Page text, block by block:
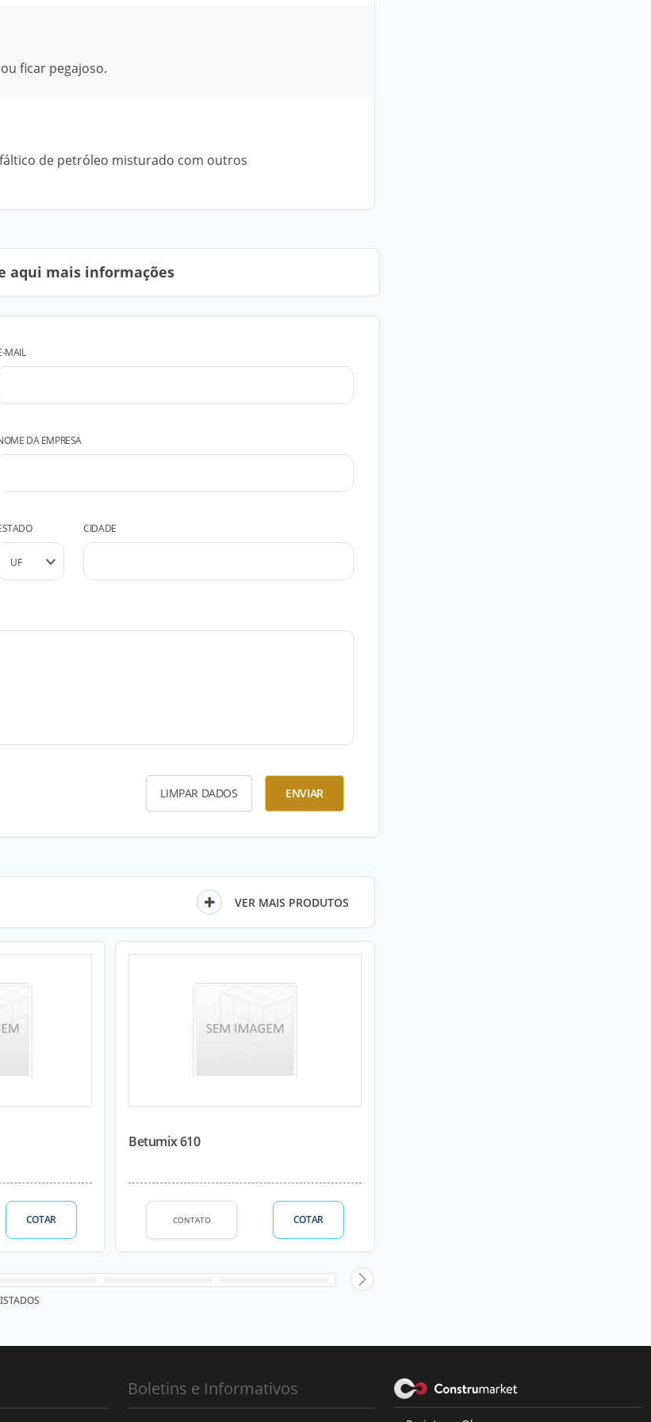
ficar pegajoso.
de petróleo misturado com outros
aqui mais informações
MAIL
DA EMPRESA
CIDADE
LIMPAR DADOS ENVIAR
VER MAIS PRODUTOS
COTAR
Betumix 610
CONTATO COTAR
Boletins e Informativos